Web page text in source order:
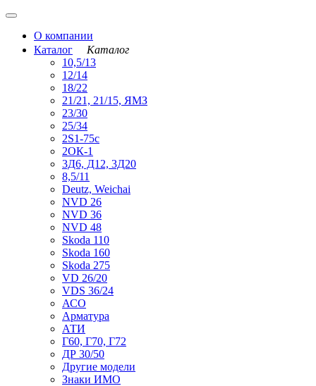
О компании
Каталог
Каталог
10,5/13
12/14
18/22
21/21, 21/15, ЯМЗ
23/30
25/34
2S1-75с
2ОК-1
3Д6, Д12, 3Д20
8,5/11
Deutz, Weichai
NVD 26
NVD 36
NVD 48
Skoda 110
Skoda 160
Skoda 275
VD 26/20
VDS 36/24
АСО
Арматура
АТИ
Г60, Г70, Г72
ДР 30/50
Другие модели
Знаки ИМО